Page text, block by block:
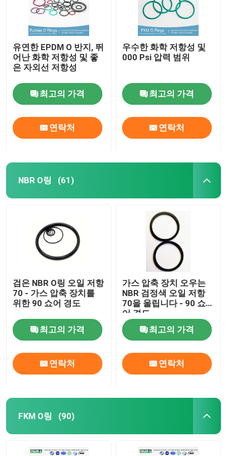
유연한 EPDM O 반지, 뛰
어난 화학 저항성 및 좋
은 자외선 저항성
최고의 가격
연락처
우수한 화학 저항성 및
000 Psi 압력 범위
최고의 가격
연락처
NBR O링 (61)
검은 NBR O링 오일 저항
70 - 가스 압축 장치를
위한 90 쇼어 경도
최고의 가격
연락처
가스 압축 장치 오우는
NBR 검정색 오일 저항
70을 울립니다 - 90 쇼
어 경도
최고의 가격
연락처
FKM O링 (90)